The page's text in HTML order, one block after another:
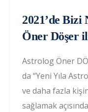
2021’de
Öner Döşer
Astrolog Öner
da “Yeni Yıla
ve daha fazla
sağlamak